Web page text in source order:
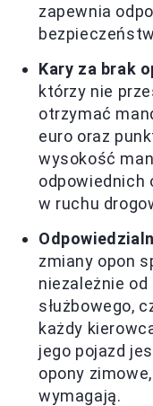
zapewnia
Kary za brak
którzy nie
otrzymać
euro oraz
wysokość
odpowiednich
w ruchu
zmiany opon
niezależnie
służbowego,
każdy
jego pojazd
opony
wymagają.